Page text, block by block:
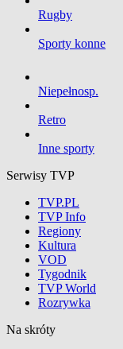
Rugby
Sporty konne
Niepełnosp.
Retro
Inne sporty
Serwisy TVP
TVP.PL
TVP Info
Regiony
Kultura
VOD
Tygodnik
TVP World
Rozrywka
Na skróty